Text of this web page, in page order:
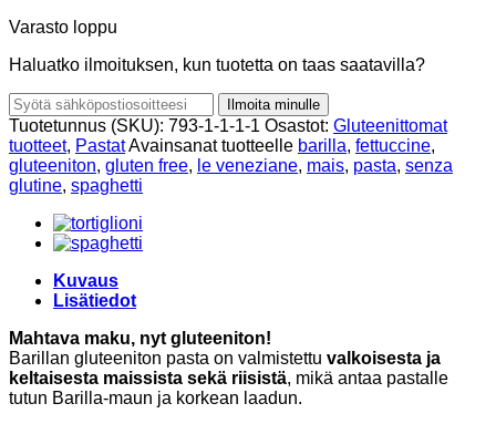
Varasto loppu
Haluatko ilmoituksen, kun tuotetta on taas saatavilla?
Ilmoita minulle
Tuotetunnus (SKU): 793-1-1-1-1 Osastot: Gluteenittomat
tuotteet, PastatAvainsanat tuotteelle barilla, fettuccine,
gluteeniton, gluten free, le veneziane, mais, pasta, senza
glutine, spaghetti
Kuvaus
Lisätiedot
Mahtava maku, nyt gluteeniton!
Barillan gluteeniton pasta on valmistettu valkoisesta ja
keltaisesta maissista sekä riisistä, mikä antaa pastalle
tutun Barilla-maun ja korkean laadun.